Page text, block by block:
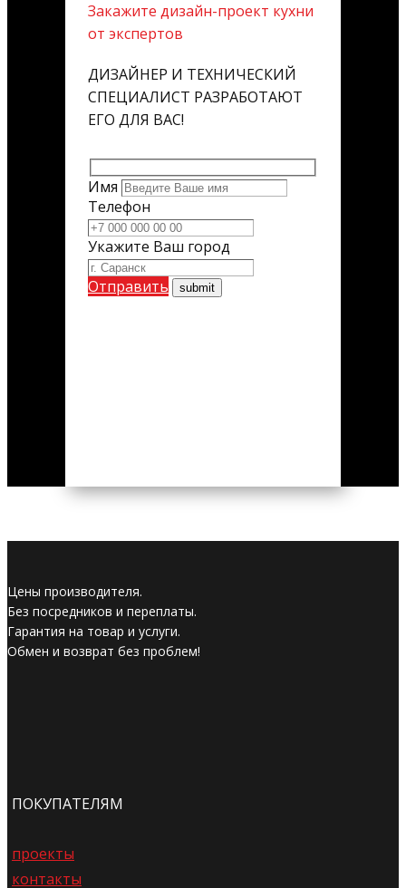
Закажите дизайн-проект кухни
от экспертов
ДИЗАЙНЕР И ТЕХНИЧЕСКИЙ
СПЕЦИАЛИСТ РАЗРАБОТАЮТ
ЕГО ДЛЯ ВАС!
Имя
Телефон
Укажите Ваш город
Отправить
Цены производителя.
Без посредников и переплаты.
Гарантия на товар и услуги.
Обмен и возврат без проблем!
ПОКУПАТЕЛЯМ
проекты
контакты